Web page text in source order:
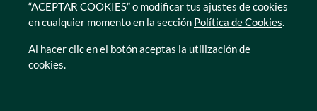
© Caser Residencial 2026
“ACEPTAR COOKIES” o modificar tus ajustes de cookies
en cualquier momento en la sección Política de Cookies.
Al hacer clic en el botón aceptas la utilización de
cookies.